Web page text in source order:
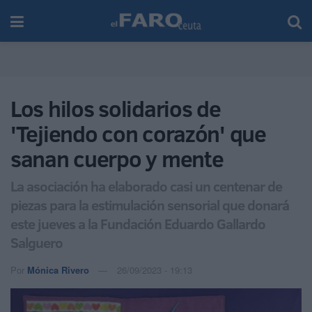
Los hilos solidarios de
'Tejiendo con corazón' que
sanan cuerpo y mente
La asociación ha elaborado casi un centenar de
piezas para la estimulación sensorial que donará
este jueves a la Fundación Eduardo Gallardo
Salguero
Por Mónica Rivero 26/09/2023 - 19:13